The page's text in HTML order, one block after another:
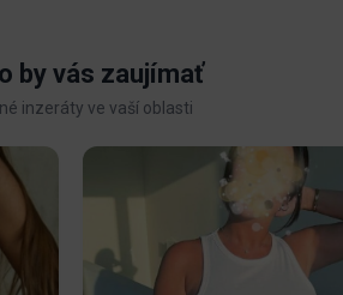
by vás zaujímať
inzeráty ve vaší oblasti